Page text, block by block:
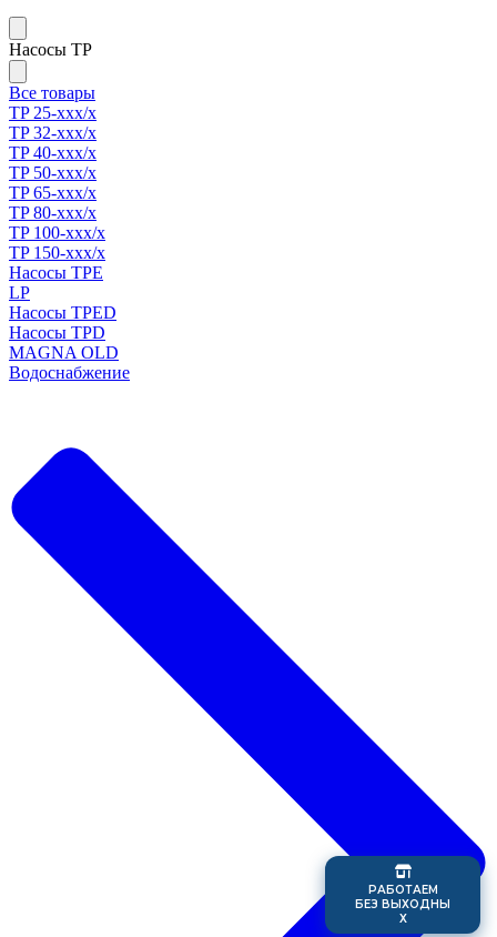
Насосы TP
Все товары
TP 25-xxx/x
TP 32-xxx/x
TP 40-xxx/x
TP 50-xxx/x
TP 65-xxx/x
TP 80-xxx/x
TP 100-xxx/x
TP 150-xxx/x
Насосы TPE
LP
Насосы TPED
Насосы TPD
MAGNA OLD
Водоснабжение
РАБОТАЕМ
БЕЗ ВЫХОДНЫ
Х